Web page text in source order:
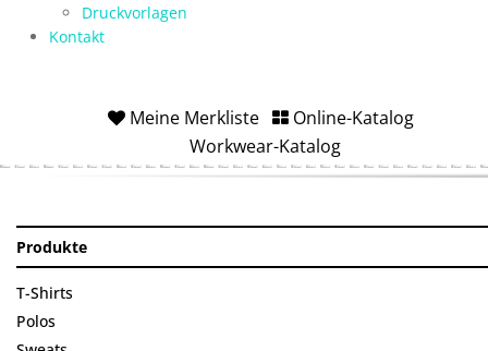
Druckvorlagen
Kontakt
Meine Merkliste
Online-Katalog
Workwear-Katalog
Produkte
T-Shirts
Polos